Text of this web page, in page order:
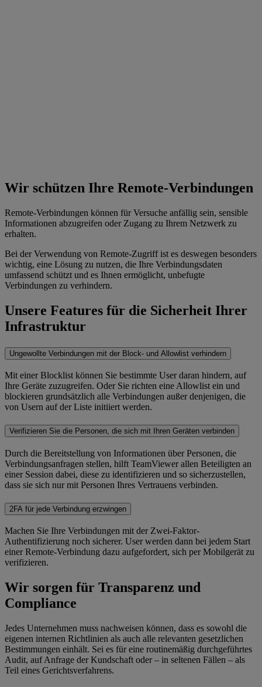
Wir schützen Ihre Remote-Verbindungen
Remote-Verbindungen können für Versuche anfällig sein, sensible
Informationen abzugreifen oder Zugang zu Ihrem Netzwerk zu
erhalten.
Bei der Verwendung von Remote-Zugriff ist es deswegen besonders
wichtig, eine Lösung zu nutzen, die Ihre Verbindungsdaten
umfassend schützt und es Ihnen ermöglicht, unbefugte
Verbindungen zu verhindern.
Unsere Features für die Sicherheit Ihrer
Infrastruktur
Ungewollte Verbindungen mit der Block- und Allowlist verhindern
Mit einer Blocklist können Sie bestimmte User daran hindern, auf
Ihre Geräte zuzugreifen. Oder Sie richten eine Allowlist ein und
blockieren grundsätzlich alle Verbindungen außer denjenigen, die
von Usern auf der Liste initiiert werden.
Verifizieren Sie die Personen, die sich mit Ihren Geräten verbinden
Durch die Bereitstellung von Informationen über Personen, die
Verbindungsanfragen stellen, hilft TeamViewer allen Beteiligten an
einer Session dabei, diese zu identifizieren und so sicherzustellen,
dass sie sich nur mit Personen Ihres Vertrauens verbinden.
2FA für jede Verbindung erzwingen
Machen Sie Ihre Verbindungen mit der Zwei-Faktor-
Authentifizierung noch sicherer. User werden dann bei jedem Start
einer Remote-Verbindung dazu aufgefordert, sich per Mobilgerät zu
verifizieren.
Wir sorgen für Transparenz und
Compliance
Jedes Unternehmen muss nachweisen können, dass es sowohl die
eigenen internen Richtlinien als auch alle relevanten gesetzlichen
Bestimmungen einhält. Sei es für eine routinemäßig durchgeführtes
Audit, auf Anfrage der Kundschaft oder – in seltenen Fällen – als
Teil eines Gerichtsverfahrens.